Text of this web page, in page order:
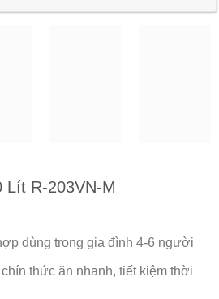
Lít R-203VN-M
dùng trong gia đình 4-6 người
thức ăn nhanh, tiết kiệm thời